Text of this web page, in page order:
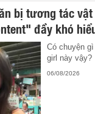
bị tương tác
đầy khó
Có chuyện
girl này vậy?
06/08/2026